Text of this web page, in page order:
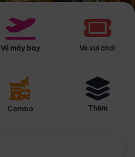
Vé máy bay Vé vui chơi
Combo Thêm